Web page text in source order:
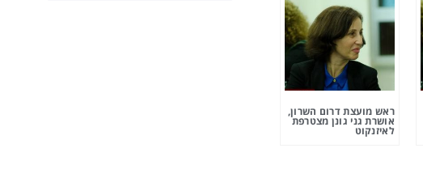
ראש מועצת דרום השרון,
אושרת גני גונן מצטרפת
לאיזנקוט